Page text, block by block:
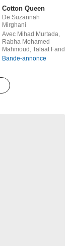
Cotton Queen
De Suzannah
Mirghani
Avec Mihad Murtada,
Rabha Mohamed
Mahmoud, Talaat Farid
Bande-annonce